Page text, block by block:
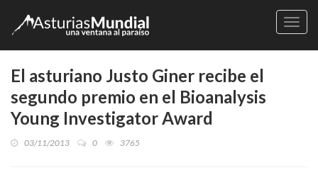
El asturiano Justo Giner recibe el
segundo premio en el Bioanalysis
Young Investigator Award
03/11/2013 0 3765